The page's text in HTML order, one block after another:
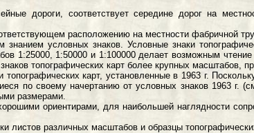
дороги, соответствует середине дорог на
расположению на местности фабричной
условных знаков. Условные знаки
1:25000, 1:50000 и 1:100000 делает возможным
топографических карт более крупных масштабов,
карт, установленные в 1963 г.
по своему начертанию от условных знаков 1963 г.
размерами.
ориентирами, для наибольшей наглядности
различных масштабов и образцы